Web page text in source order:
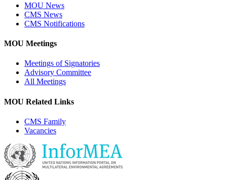
MOU News
CMS News
CMS Notifications
MOU Meetings
Meetings of Signatories
Advisory Committee
All Meetings
MOU Related Links
CMS Family
Vacancies